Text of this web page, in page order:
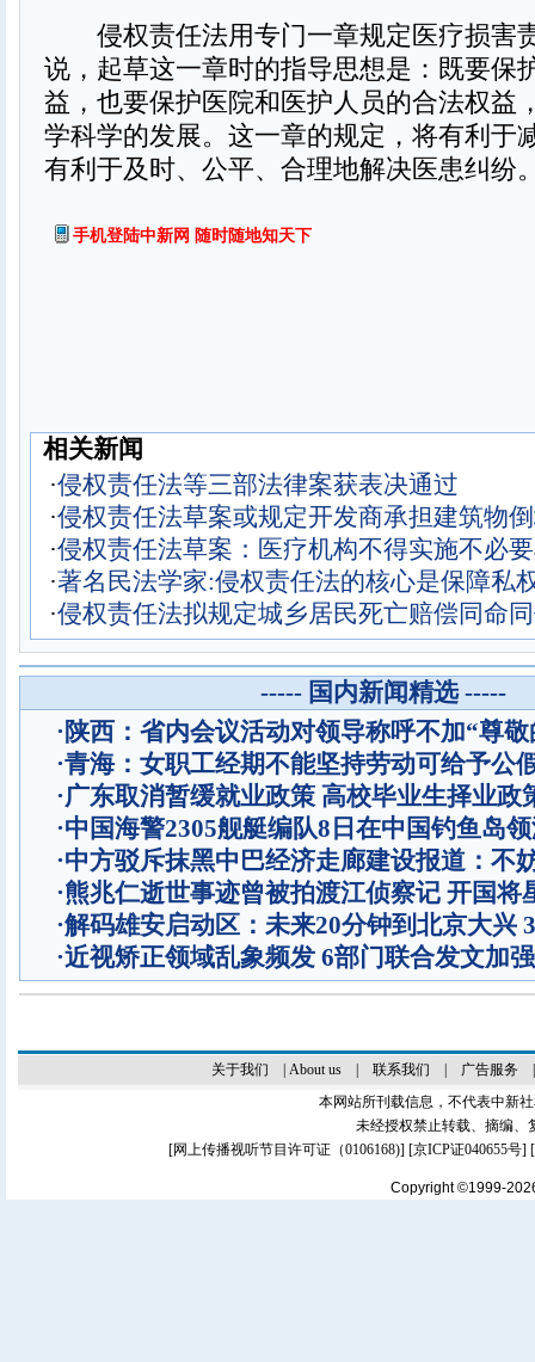
侵权责任法用专门一章规定医疗损害
说，起草这一章时的指导思想是：既要保
益，也要保护医院和医护人员的合法权益
学科学的发展。这一章的规定，将有利于
有利于及时、公平、合理地解决医患纠纷
手机登陆中新网 随时随地知天下
相关新闻
·侵权责任法等三部法律案获表决通过
·侵权责任法草案或规定开发商承担建筑物
·侵权责任法草案：医疗机构不得实施不必
·著名民法学家:侵权责任法的核心是保障私
·侵权责任法拟规定城乡居民死亡赔偿同命
----- 国内新闻精选 -----
·陕西：省内会议活动对领导称呼不加“尊敬
·青海：女职工经期不能坚持劳动可给予公
·广东取消暂缓就业政策 高校毕业生择业政
·中国海警2305舰艇编队8日在中国钓鱼岛
·中方驳斥抹黑中巴经济走廊建设报道：不
·熊兆仁逝世事迹曾被拍渡江侦察记 开国将
·解码雄安启动区：未来20分钟到北京大兴
·近视矫正领域乱象频发 6部门联合发文加
关于我们 About us| 联系我们 广告服务
本网站所刊载信息，不代表中新
未经授权禁止转载、摘编、
[网上传播视听节目许可证（0106168)] [京ICP证040655号]
Copyright ©1999-